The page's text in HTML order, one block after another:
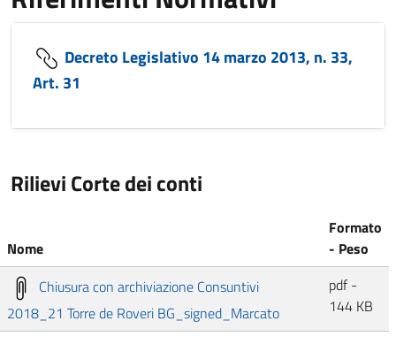
Decreto Legislativo 14 marzo 2013, n. 33,
Art. 31
Rilievi Corte dei conti
Nome
Formato
- Peso
Chiusura con archiviazione Consuntivi
2018_21 Torre de Roveri BG_signed_Marcato
pdf -
144 KB